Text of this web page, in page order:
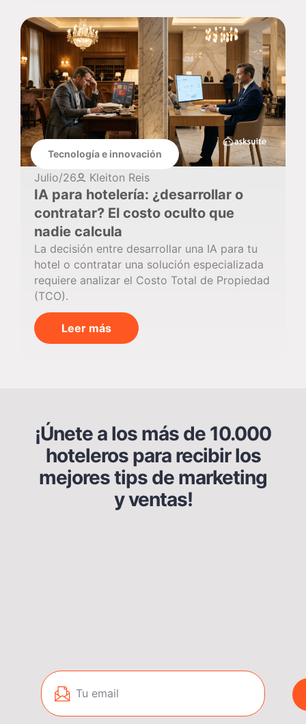
Tecnología e innovación
Julio/26 Kleiton Reis
IA para hotelería: ¿desarrollar o
contratar? El costo oculto que
nadie calcula
La decisión entre desarrollar una IA para tu
hotel o contratar una solución especializada
requiere analizar el Costo Total de Propiedad
(TCO).
Leer más
¡Únete a los más de 10.000
hoteleros para recibir los
mejores tips de marketing
y ventas!